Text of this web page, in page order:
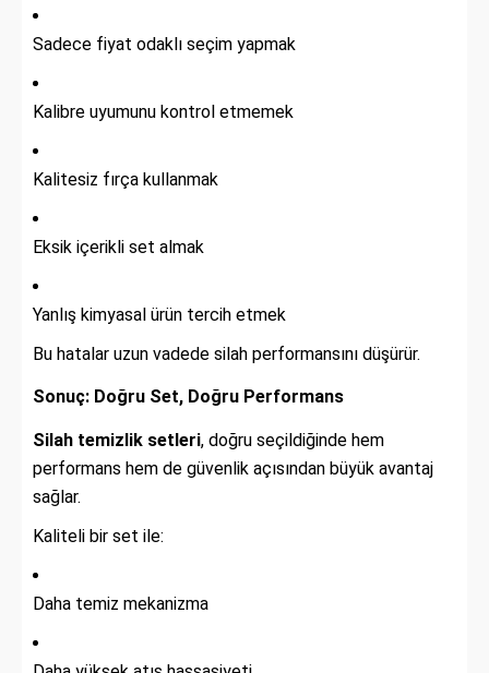
Sadece fiyat odaklı seçim yapmak
Kalibre uyumunu kontrol etmemek
Kalitesiz fırça kullanmak
Eksik içerikli set almak
Yanlış kimyasal ürün tercih etmek
Bu hatalar uzun vadede silah performansını düşürür.
Sonuç: Doğru Set, Doğru Performans
Silah temizlik setleri, doğru seçildiğinde hem
performans hem de güvenlik açısından büyük avantaj
sağlar.
Kaliteli bir set ile:
Daha temiz mekanizma